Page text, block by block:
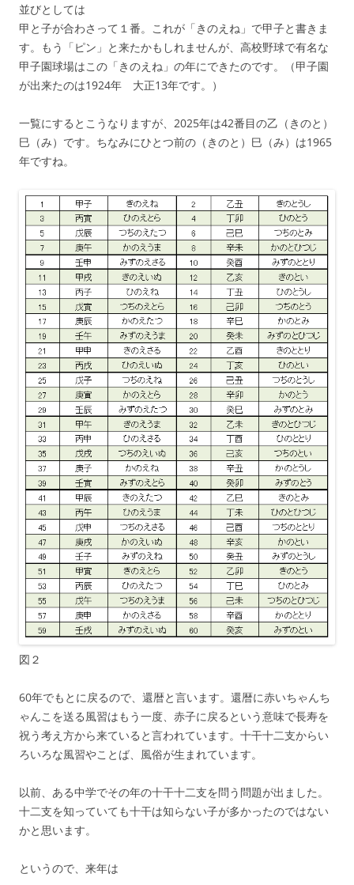
並びとしては
甲と子が合わさって１番。これが「きのえね」で甲子と書きま
す。もう「ピン」と来たかもしれませんが、高校野球で有名な
甲子園球場はこの「きのえね」の年にできたのです。（甲子園
が出来たのは1924年 大正13年です。）
一覧にするとこうなりますが、2025年は42番目の乙（きのと）
巳（み）です。ちなみにひとつ前の（きのと）巳（み）は1965
年ですね。
図２
60年でもとに戻るので、還暦と言います。還暦に赤いちゃんち
ゃんこを送る風習はもう一度、赤子に戻るという意味で長寿を
祝う考え方から来ていると言われています。十干十二支からい
ろいろな風習やことば、風俗が生まれています。
以前、ある中学でその年の十干十二支を問う問題が出ました。
十二支を知っていても十干は知らない子が多かったのではない
かと思います。
というので、来年は